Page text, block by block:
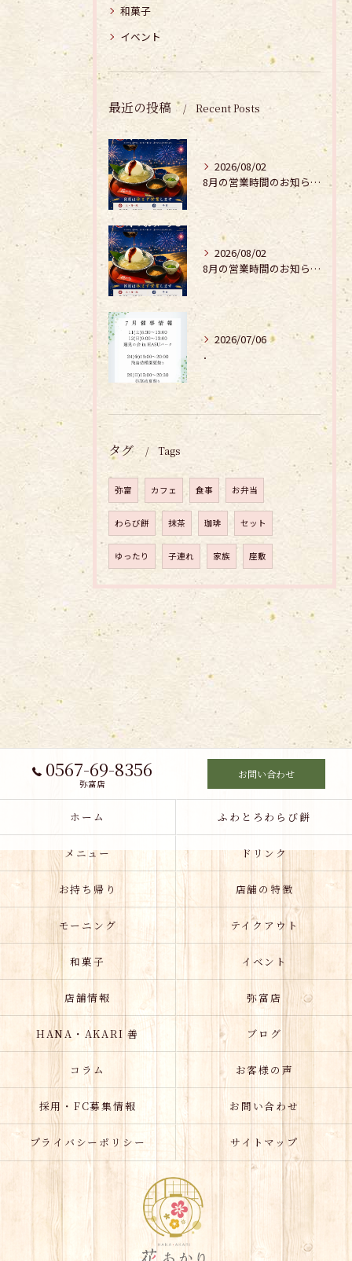
和菓子
イベント
最近の投稿 Recent Posts
2026/08/02
8月の営業時間のお知らせ𓂃𓂂𖡼.𖤣𖥧𓈒◌܀
2026/08/02
8月の営業時間のお知らせ𓂃𓂂𖡼.𖤣𖥧𓈒◌܀
2026/07/06
．
タグ Tags
弥富 カフェ 食事 お弁当
わらび餅 抹茶 珈琲 セット
ゆったり 子連れ 家族 座敷
0567-69-8356
弥富店
お問い合わせ
ホーム ふわとろわらび餅
メニュー ドリンク
お持ち帰り 店舗の特徴
モーニング テイクアウト
和菓子 イベント
店舗情報 弥富店
HANA・AKARI 善 ブログ
コラム お客様の声
採用・FC募集情報 お問い合わせ
プライバシーポリシー サイトマップ